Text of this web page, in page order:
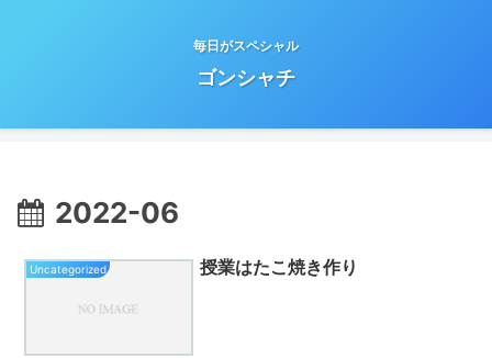
毎日がスペシャル
ゴンシャチ
2022-06
Uncategorized 授業はたこ焼き作り